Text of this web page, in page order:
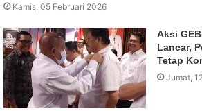
Kamis, 05 Februari 2026
Aksi
Lancar,
Tetap
Jumat,